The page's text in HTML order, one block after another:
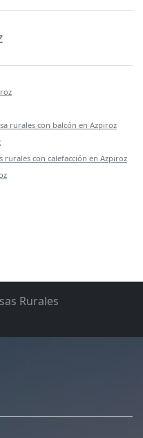
rurales con balcón en Azpiroz
rurales con calefacción en Azpiroz
Rurales